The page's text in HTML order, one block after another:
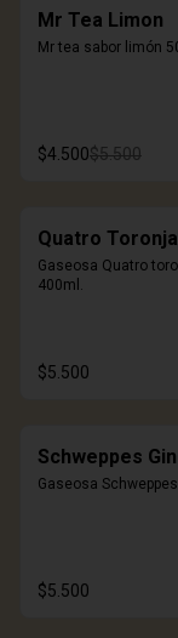
Mr Tea Limon
Mr tea sabor limón
$4.500$5.500
Quatro
Gaseosa Quatro
400ml.
$5.500
Schweppes
Gaseosa
$5.500